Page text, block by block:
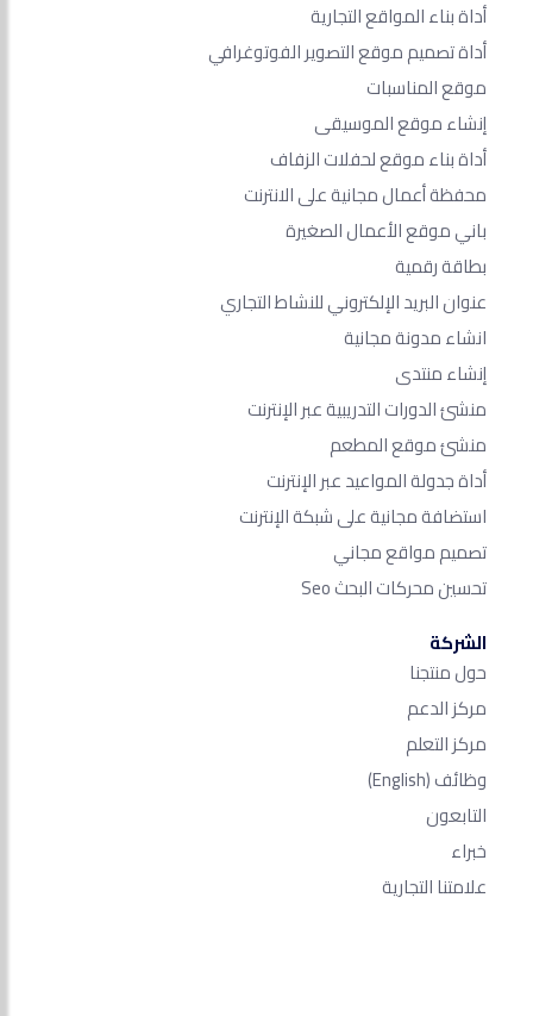
أداة بناء المواقع التجارية
أداة تصميم موقع التصوير الفوتوغرافي
موقع المناسبات
إنشاء موقع الموسيقى
أداة بناء موقع لحفلات الزفاف
محفظة أعمال مجانية على الانترنت
باني موقع الأعمال الصغيرة
بطاقة رقمية
عنوان البريد الإلكتروني للنشاط التجاري
انشاء مدونة مجانية
إنشاء منتدى
منشئ الدورات التدريبية عبر الإنترنت
منشئ موقع المطعم
أداة جدولة المواعيد عبر الإنترنت
استضافة مجانية على شبكة الإنترنت
تصميم مواقع مجاني
تحسين محركات البحث Seo​
الشركة
حول منتجنا
مركز الدعم
مركز التعلم
وظائف(English)
التابعون
خبراء
علامتنا التجارية